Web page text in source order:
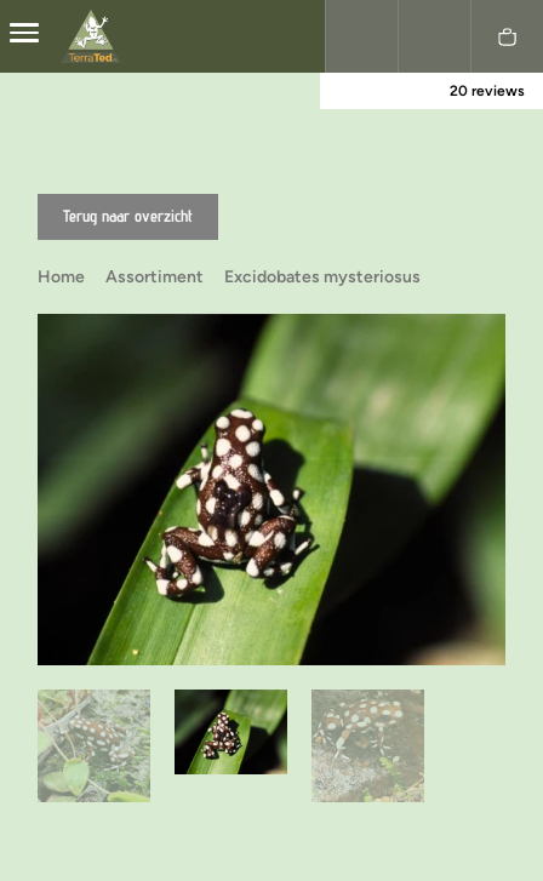
Nederlands
20 reviews
Terug naar overzicht
Home Assortiment Excidobates mysteriosus